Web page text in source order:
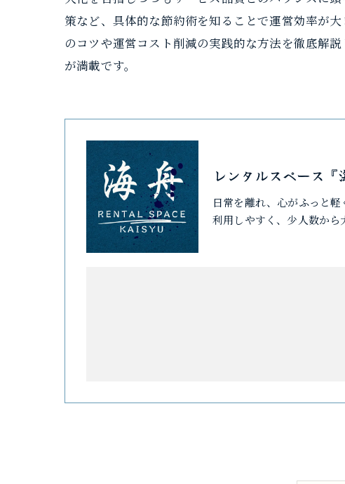
策など、具体的な節約術を知ることで運営効率が
のコツや運営コスト削減の実践的な方法を徹底解
が満載です。
レンタルスペース『
日常を離れ、心がふっと
利用しやすく、少人数から